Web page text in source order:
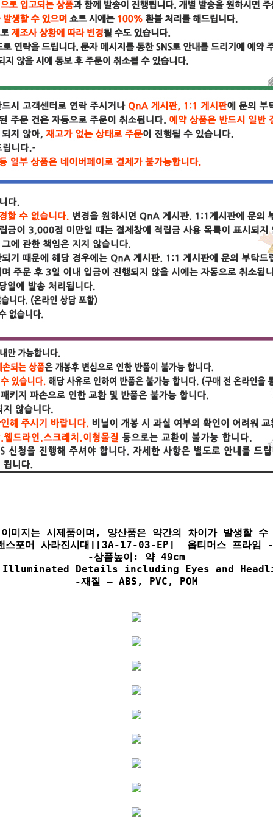
미지는 시제품이며, 양산품은 약간의 차이가 발생할 수
스포머 사라진시대][3A-17-03-EP]  옵티머스 프라임 -
-상품높이: 약 49cm
Illuminated Details including Eyes and